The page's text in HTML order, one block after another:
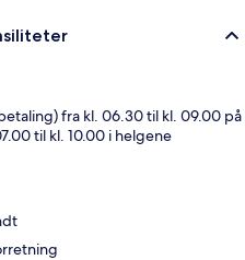
fra kl. 06.30 til kl. 09.00 på
til kl. 10.00 i helgene